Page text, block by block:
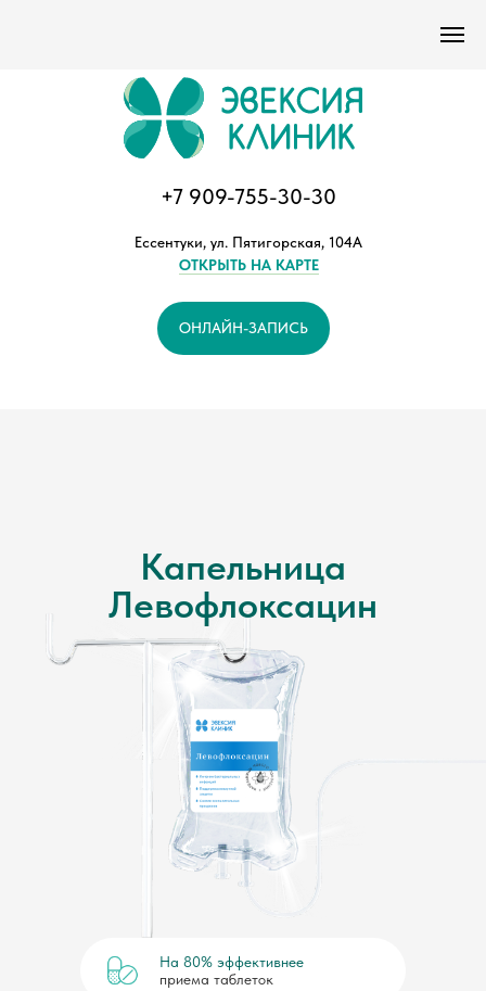
Версия сайта для слабовидящих
+7 909-755-30-30
Ессентуки, ул. Пятигорская, 104А
ОТКРЫТЬ НА КАРТЕ
ОНЛАЙН-ЗАПИСЬ
Капельница
Левофлоксацин
На 80% эффективнее
приема таблеток